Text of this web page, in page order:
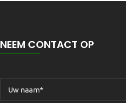
NEEM CONTACT OP